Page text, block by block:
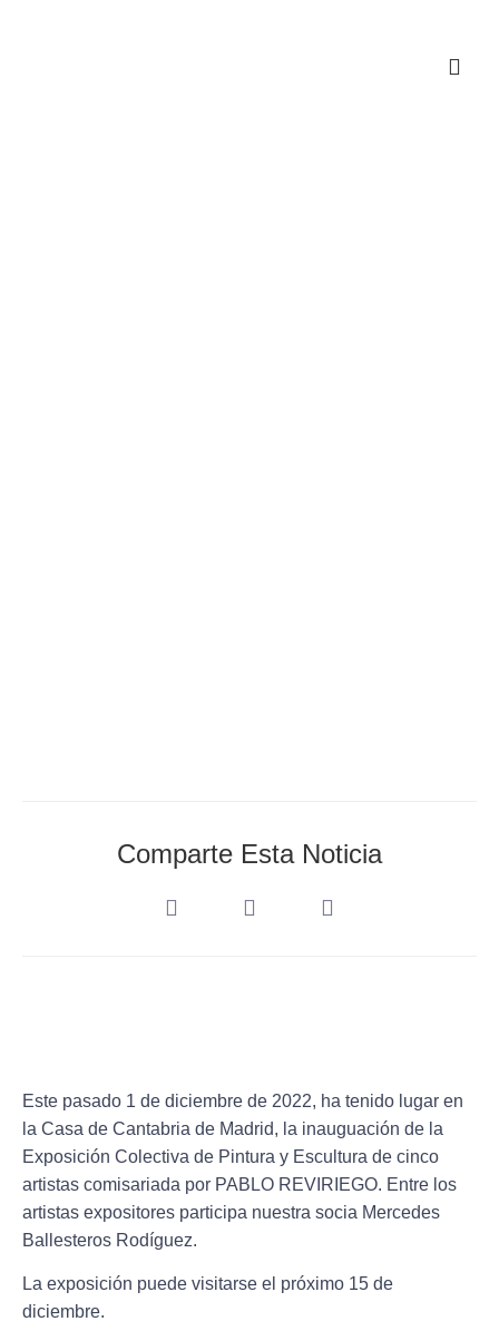
Comparte Esta Noticia
Este pasado 1 de diciembre de 2022, ha tenido lugar en
la Casa de Cantabria de Madrid, la inauguación de la
Exposición Colectiva de Pintura y Escultura de cinco
artistas comisariada por PABLO REVIRIEGO. Entre los
artistas expositores participa nuestra socia Mercedes
Ballesteros Rodíguez.
La exposición puede visitarse el próximo 15 de
diciembre.